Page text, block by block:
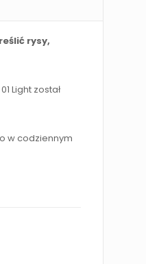
rysy,
Light został
w codziennym